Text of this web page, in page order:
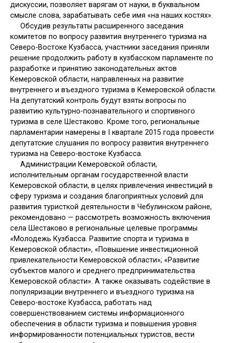
дискуссии, позволяет варягам от науки, в буквальном
смысле слова, зарабатывать себе имя «на наших костях».
Обсудив результаты расширенного заседания
комитетов по вопросу развития внутреннего туризма на
Северо-Востоке Кузбасса, участники заседания приняли
решение продолжить работу в кузбасском парламенте по
разработке и принятию законодательных актов
Кемеровской области, направленных на развитие
внутреннего и въездного туризма в Кемеровской области.
На депутатский контроль будут взяты вопросы по
развитию культурно-познавательного и спортивного
туризма в селе Шестаково. Кроме того, региональные
парламентарии намерены в I квартале 2015 года провести
депутатские слушания по вопросу развития внутреннего
туризма на Северо-востоке Кузбасса.
Администрации Кемеровской области,
исполнительным органам государственной власти
Кемеровской области, в целях привлечения инвестиций в
сферу туризма и создания благоприятных условий для
развития туристкой деятельности в Чебулинском районе,
рекомендовано — рассмотреть возможность включения
села Шестаково в региональные целевые программы
«Молодежь Кузбасса. Развитие спорта и туризма в
Кемеровской области», «Повышение инвестиционной
привлекательности Кемеровской области»; «Развитие
субъектов малого и среднего предпринимательства
Кемеровской области». А также оказывать содействие в
популяризации внутреннего и въездного туризма на
Северо-востоке Кузбасса, работать над
совершенствованием системы информационного
обеспечения в области туризма и повышения уровня
информированности потенциальных туристов, вести